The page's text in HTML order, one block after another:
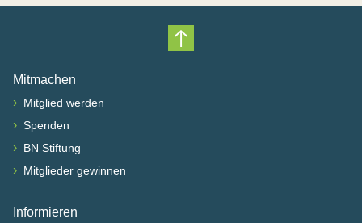
Nach oben scrollen
Mitmachen
› Mitglied werden
› Spenden
› BN Stiftung
› Mitglieder gewinnen
Informieren